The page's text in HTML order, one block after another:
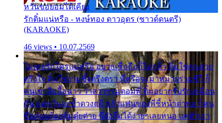
หวั่นขอยอมได้เคียง
รักติ๋มแน่หรือ - หงษ์ทอง ดาวอุดร (ซาวด์ดนตรี)
(KARAOKE)
46 views • 10.07.2569
ไม่เคยรักใครแน่หรือ อยากเชื่อถือก็ไม่กล้า ติ๋มใช่คนสวย
ตรึงใจ ติ๋มใช่งามซึ้งตรึงตรา พี่หรือจะมาหมายร่วมชีวี ก็
คนเขาลืออื้อฉาว ว่าสาวๆรุมตอมพี่ ติ๋มอยากรับรักเหมือน
กัน แต่หวั่นจะช้ำดวงฤดี กลัวแฟนของพี่ชี้หน้าด่าทอ ก็คน
ชื่อต๋อยต้อยตุ้มตุ๋ยต่าย พี่ยังลืมได้ง่ายๆเลยหนอ แค่ตัวเรา